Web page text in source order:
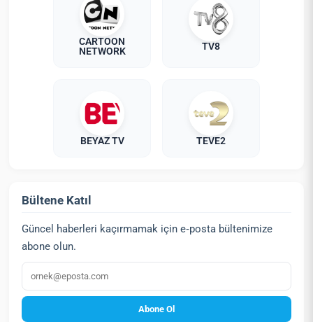
CARTOON
NETWORK
TV8
BEYAZ TV TEVE2
Bültene Katıl
Güncel haberleri kaçırmamak için e‑posta bültenimize
abone olun.
E‑posta
Abone Ol